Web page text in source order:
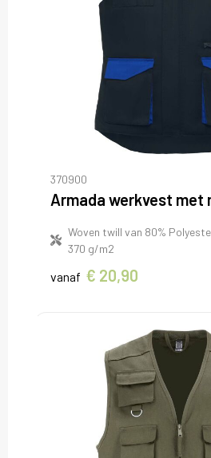
370900
Woven twill van 80%
370 g/m2
vanaf € 20,90